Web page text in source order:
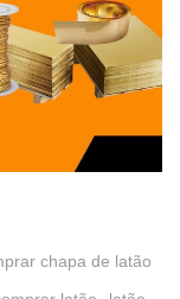
chapa de latão